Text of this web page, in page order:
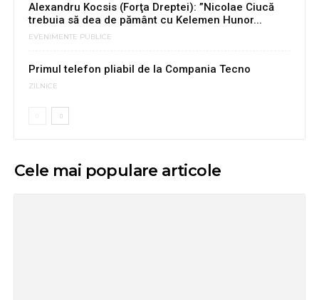
Alexandru Kocsis (Forţa Dreptei): ”Nicolae Ciucă
trebuia să dea de pământ cu Kelemen Hunor...
EVENIMENTE PUBLICE
Primul telefon pliabil de la Compania Tecno
ZILNICE
Cele mai populare articole